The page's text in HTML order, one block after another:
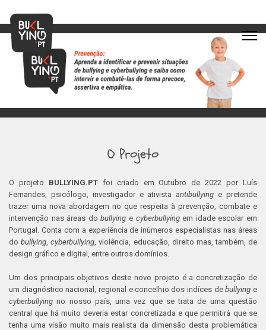
O Projeto
O projeto BULLYING.PTfoi criado em Outubro de 2022 por Luís
Fernandes, psicólogo, investigador e ativistaantibullying e pretende
trazer uma nova abordagem no que respeita à prevenção, combate e
intervenção nas áreas dobullying e cyberbullyingem idade escolar em
Portugal. Conta com a experiência de inúmeros especialistas nas áreas
dobullying,cyberbullying, violência, educação, direito mas, também, de
design gráfico e digital, entre outros domínios.
Um dos principais objetivos deste novo projeto é a concretização de
um diagnóstico nacional, regional e concelhio dos indíces debullying e
cyberbullying no nosso país, uma vez que se trata de uma questão
central que há muito deveria estar concretizada e que permitirá que se
tenha uma visão muito mais realista da dimensão desta problemática